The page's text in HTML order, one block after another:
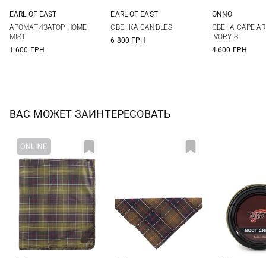
EARL OF EAST
АРОМАТИЗАТОР HOME
MIST
1 600 ГРН
EARL OF EAST
CВЕЧКА CANDLES
6 800 ГРН
ONNO
СВЕЧА CAPE
IVORY S
4 600 ГРН
ВАС МОЖЕТ ЗАИНТЕРЕСОВАТЬ